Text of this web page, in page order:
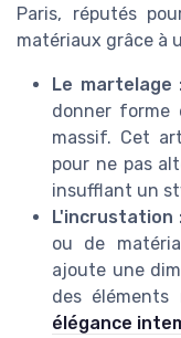
Paris, réputés
matériaux grâce à
Le martelage
donner forme
massif. Cet
pour ne pas
insufflant un
L'incrustation
ou de
ajoute une
des
élégance